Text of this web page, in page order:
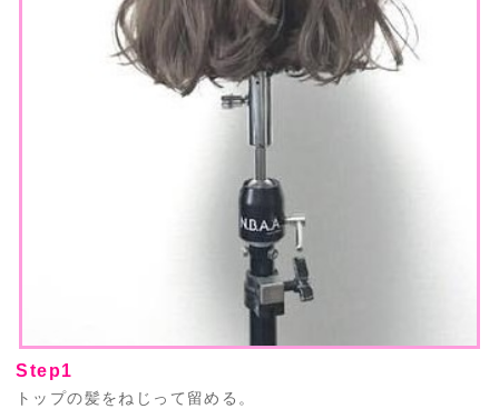
Step1
トップの髪をねじって留める。